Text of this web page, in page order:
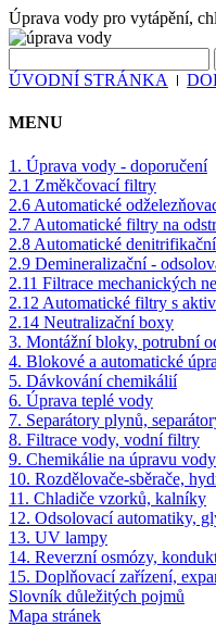
Úprava vody pro vytápění,
ÚVODNÍ STRÁNKA
MENU
1. Úprava vody - doporučení
2.1 Změkčovací filtry
2.6 Automatické
2.7 Automatické filtry na
2.8 Automatické
2.9 Demineralizační -
2.11 Filtrace mechanických
2.12 Automatické filtry s
2.14 Neutralizační boxy
3. Montážní bloky, potrubní
4. Blokové a automatické
5. Dávkování chemikálií
6. Úprava teplé vody
7. Separátory plynů,
8. Filtrace vody, vodní filtry
9. Chemikálie na úpravu vody
10. Rozdělovače-sběrače,
11. Chladiče vzorků, kalníky
12. Odsolovací automatiky,
13. UV lampy
14. Reverzní osmózy,
15. Doplňovací zařízení,
Slovník důležitých pojmů
Mapa stránek